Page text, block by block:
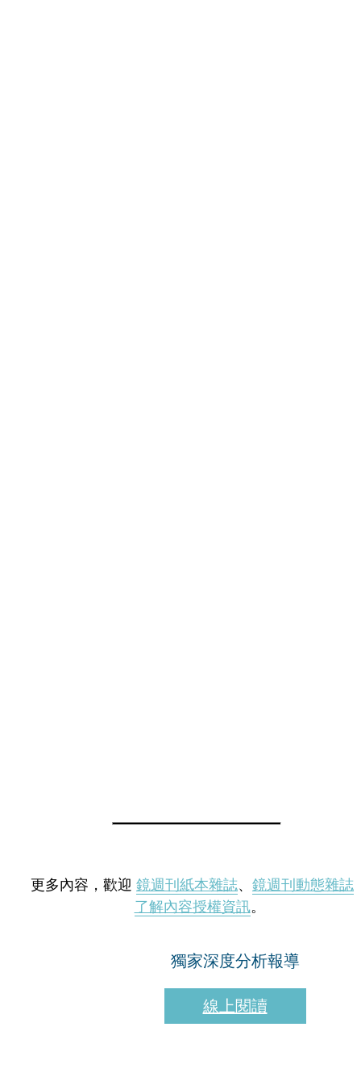
更多內容，歡迎 鏡週刊紙本雜誌、 鏡週刊動態雜誌
了解內容授權資訊。
獨家深度分析報導
線上閱讀